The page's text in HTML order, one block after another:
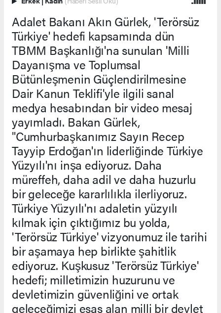
Adalet Bakanı Akın Gürlek, 'Terörsüz
Türkiye' hedefi kapsamında dün
TBMM Başkanlığı'na sunulan 'Milli
Dayanışma ve Toplumsal
Bütünleşmenin Güçlendirilmesine
Dair Kanun Teklifi'yle ilgili sanal
medya hesabından bir video mesaj
yayımladı. Bakan Gürlek,
"Cumhurbaşkanımız Sayın Recep
Tayyip Erdoğan'ın liderliğinde Türkiye
Yüzyılı'nı inşa ediyoruz. Daha
müreffeh, daha adil ve daha huzurlu
bir geleceğe kararlılıkla ilerliyoruz.
Türkiye Yüzyılı'nı adaletin yüzyılı
kılmak için çıktığımız bu yolda,
'Terörsüz Türkiye' vizyonumuz ile tarihi
bir aşamaya hep birlikte şahitlik
ediyoruz. Kuşkusuz 'Terörsüz Türkiye'
hedefi; milletimizin huzurunu ve
devletimizin güvenliğini ve ortak
geleceğimizi esas alan milli bir devlet